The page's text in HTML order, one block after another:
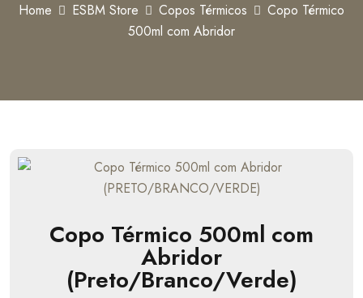
Home ESBM Store Copos Térmicos
Copo Térmico
500ml com Abridor
Copo Térmico 500ml com
Abridor
(Preto/Branco/Verde)